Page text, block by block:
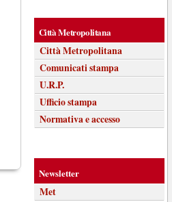
Città Metropolitana
Città Metropolitana
Comunicati stampa
U.R.P.
Ufficio stampa
Normativa e accesso
Newsletter
Met